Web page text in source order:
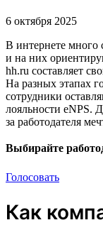
6 октября 2025
В интернете много
и на них
hh.ru составляет
На разных этапах
сотрудники
лояльности eNPS.
за работодателя
Выбирайте
Голосовать
Как